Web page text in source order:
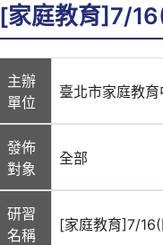
[家庭教育]7/
主辦
單位
臺北市家庭教
發佈
對象
全部
研習
名稱
[家庭教育]7/